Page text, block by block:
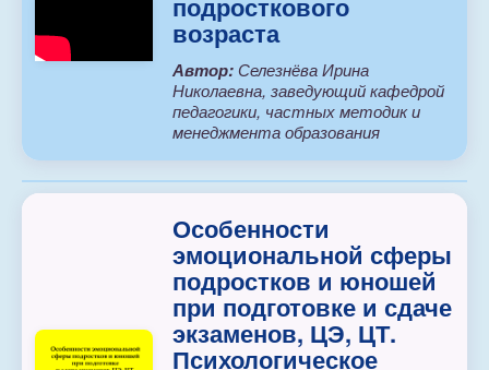
возраста
Автор:Селезнёва Ирина
Николаевна, заведующий кафедрой
педагогики, частных методик и
менеджмента образования
Особенности
эмоциональной сферы
подростков и юношей
при подготовке и сдаче
экзаменов, ЦЭ, ЦТ.
Психологическое